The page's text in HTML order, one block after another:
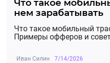
Что такое
нем зарабатывать
Что такое мобильный
Примеры офферов и
Иван Силин 7/14/2026